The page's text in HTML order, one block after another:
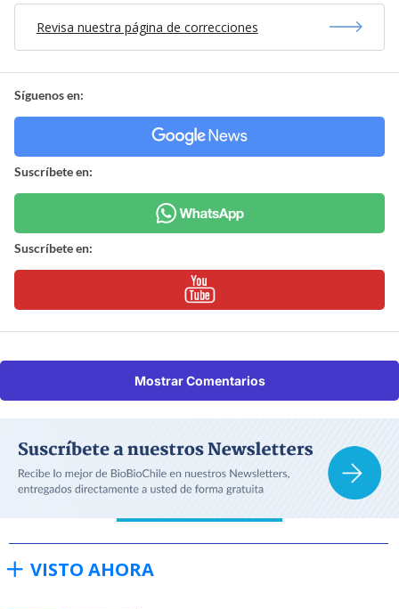
Revisa nuestra página de correcciones
Síguenos en:
Suscríbete en:
Suscríbete en:
Mostrar Comentarios
VISTO AHORA